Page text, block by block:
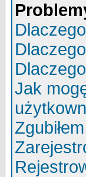
Jak